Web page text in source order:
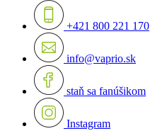
+421 800 221 170
info@vaprio.sk
staň sa fanúšikom
Instagram